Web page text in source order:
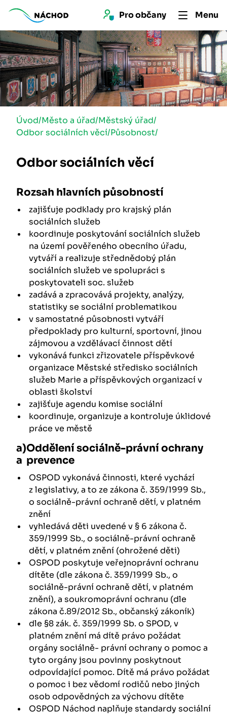
Pro občany Menu
Úvod/Město a úřad/Městský úřad/
Odbor sociálních věcí/Působnost/
Odbor sociálních věcí
Rozsah hlavních působností
zajišťuje podklady pro krajský plán
sociálních služeb
koordinuje poskytování sociálních služeb
na území pověřeného obecního úřadu,
vytváří a realizuje střednědobý plán
sociálních služeb ve spolupráci s
poskytovateli soc. služeb
zadává a zpracovává projekty, analýzy,
statistiky se sociální problematikou
v samostatné působnosti vytváří
předpoklady pro kulturní, sportovní, jinou
zájmovou a vzdělávací činnost dětí
vykonává funkci zřizovatele příspěvkové
organizace Městské středisko sociálních
služeb Marie a příspěvkových organizací v
oblasti školství
zajišťuje agendu komise sociální
koordinuje, organizuje a kontroluje úklidové
práce ve městě
a)Oddělení sociálně-právní ochrany
a prevence
OSPOD vykonává činnosti, které vychází
z legislativy, a to ze zákona č. 359/1999 Sb.,
o sociálně-právní ochraně dětí, v platném
znění
vyhledává děti uvedené v § 6 zákona č.
359/1999 Sb., o sociálně-právní ochraně
dětí, v platném znění (ohrožené děti)
OSPOD poskytuje veřejnoprávní ochranu
dítěte (dle zákona č. 359/1999 Sb., o
sociálně-právní ochraně dětí, v platném
znění), a soukromoprávní ochranu (dle
zákona č.89/2012 Sb., občanský zákoník)
dle §8 zák. č. 359/1999 Sb. o SPOD, v
platném znění má dítě právo požádat
orgány sociálně- právní ochrany o pomoc a
tyto orgány jsou povinny poskytnout
odpovídající pomoc. Dítě má právo požádat
o pomoc i bez vědomí rodičů nebo jiných
osob odpovědných za výchovu dítěte
OSPOD Náchod naplňuje standardy sociální